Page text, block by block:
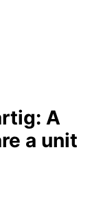
A
a unit